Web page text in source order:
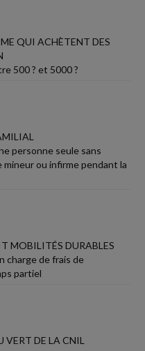
QUI ACHÈTENT DES
500 ? et 5000 ?
personne seule sans
ou infirme pendant la
MOBILITÉS DURABLES
charge de frais de
partiel
DE LA CNIL